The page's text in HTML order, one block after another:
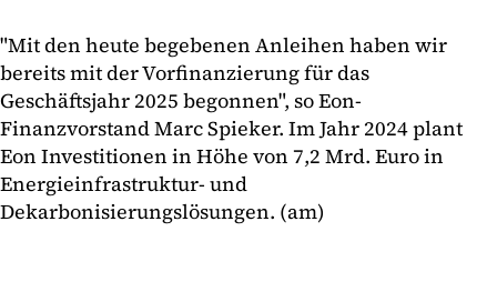
"Mit den heute begebenen Anleihen haben wir
bereits mit der Vorfinanzierung für das
Geschäftsjahr 2025 begonnen", so Eon-
Finanzvorstand Marc Spieker. Im Jahr 2024 plant
Eon Investitionen in Höhe von 7,2 Mrd. Euro in
Energieinfrastruktur- und
Dekarbonisierungslösungen. (am)